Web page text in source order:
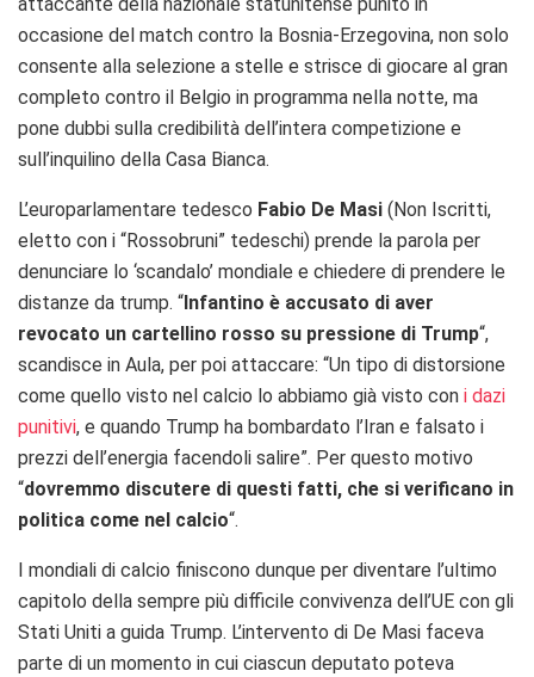
occasione del match contro la Bosnia-Erzegovina, non solo
consente alla selezione a stelle e strisce di giocare al gran
completo contro il Belgio in programma nella notte, ma
pone dubbi sulla credibilità dell’intera competizione e
sull’inquilino della Casa Bianca.
L’europarlamentare tedesco Fabio De Masi (Non Iscritti,
eletto con i “Rossobruni” tedeschi) prende la parola per
denunciare lo ‘scandalo’ mondiale e chiedere di prendere le
distanze da trump. “ Infantino è accusato di aver
revocato un cartellino rosso su pressione di Trump“,
scandisce in Aula, per poi attaccare: “Un tipo di distorsione
come quello visto nel calcio lo abbiamo già visto con i dazi
punitivi, e quando Trump ha bombardato l’Iran e falsato i
prezzi dell’energia facendoli salire”. Per questo motivo
“dovremmo discutere di questi fatti, che si verificano in
politica come nel calcio“.
I mondiali di calcio finiscono dunque per diventare l’ultimo
capitolo della sempre più difficile convivenza dell’UE con gli
Stati Uniti a guida Trump. L’intervento di De Masi faceva
parte di un momento in cui ciascun deputato poteva